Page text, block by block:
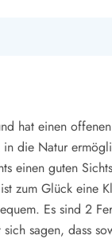
hat einen
die Natur
einen guten
zum Glück eine
Es sind 2
sagen, dass